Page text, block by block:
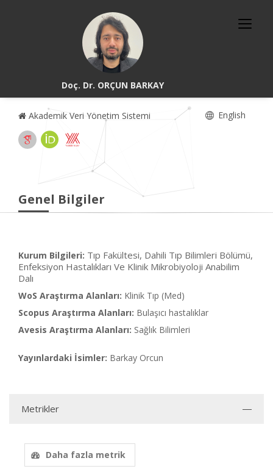
Doç. Dr. ORÇUN BARKAY
Akademik Veri Yönetim Sistemi English
Genel Bilgiler
Kurum Bilgileri: Tıp Fakültesi, Dahili Tıp Bilimleri Bölümü,
Enfeksiyon Hastalıkları Ve Klinik Mikrobiyoloji Anabilim
Dalı
WoS Araştırma Alanları: Klinik Tıp (Med)
Scopus Araştırma Alanları: Bulaşıcı hastalıklar
Avesis Araştırma Alanları: Sağlık Bilimleri
Yayınlardaki İsimler: Barkay Orcun
Metrikler
Daha fazla metrik